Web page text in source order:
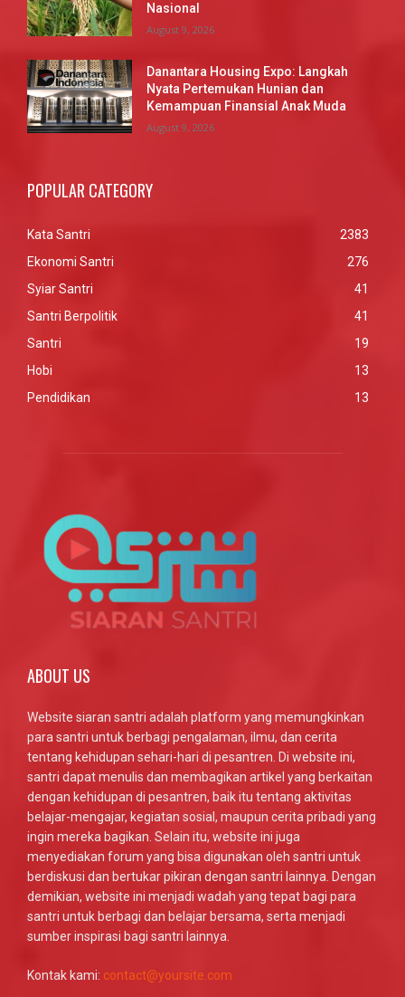
Nasional
August 9, 2026
Danantara Housing Expo: Langkah
Nyata Pertemukan Hunian dan
Kemampuan Finansial Anak Muda
August 9, 2026
POPULAR CATEGORY
Kata Santri
2383
Ekonomi Santri
276
Syiar Santri
41
Santri Berpolitik
41
Santri
19
Hobi
13
Pendidikan
13
ABOUT US
Website siaran santri adalah platform yang memungkinkan
para santri untuk berbagi pengalaman, ilmu, dan cerita
tentang kehidupan sehari-hari di pesantren. Di website ini,
santri dapat menulis dan membagikan artikel yang berkaitan
dengan kehidupan di pesantren, baik itu tentang aktivitas
belajar-mengajar, kegiatan sosial, maupun cerita pribadi yang
ingin mereka bagikan. Selain itu, website ini juga
menyediakan forum yang bisa digunakan oleh santri untuk
berdiskusi dan bertukar pikiran dengan santri lainnya. Dengan
demikian, website ini menjadi wadah yang tepat bagi para
santri untuk berbagi dan belajar bersama, serta menjadi
sumber inspirasi bagi santri lainnya.
Kontak kami: contact@yoursite.com